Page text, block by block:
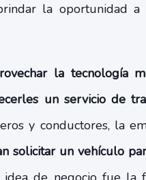
la oportunidad
la tecnología
un servicio de
y conductores, la
solicitar un vehículo